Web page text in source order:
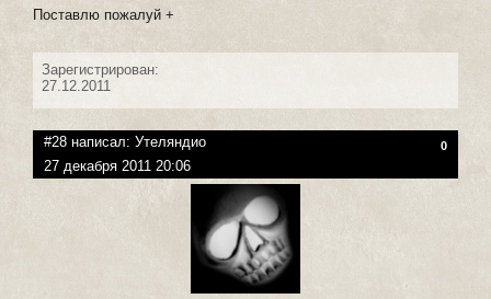
Поставлю пожалуй +
Зарегистрирован:
27.12.2011
#28 написал: Утеляндио 0
27 декабря 2011 20:06